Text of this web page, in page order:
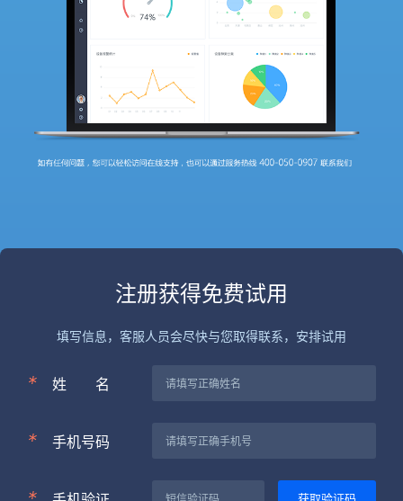
注册获得免费试用
填写信息，客服人员会尽快与您取得联系，安排试用
* 姓 名
* 手机号码